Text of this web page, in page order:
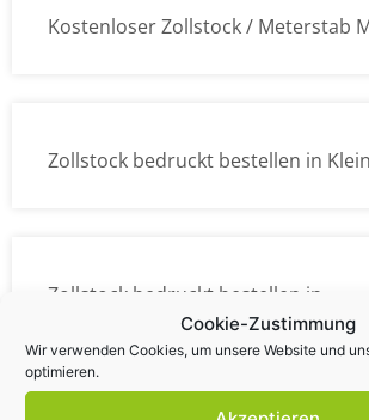
Cookie-Zustimmung
Wir verwenden Cookies, um unsere Website und
optimieren.
Kostenloser Zollstock / Meterstab
Zollstock bedruckt bestellen in
Zollstock bedruckt bestellen in